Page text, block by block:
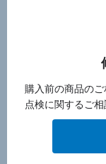
購入前の商品の
点検に関するご相